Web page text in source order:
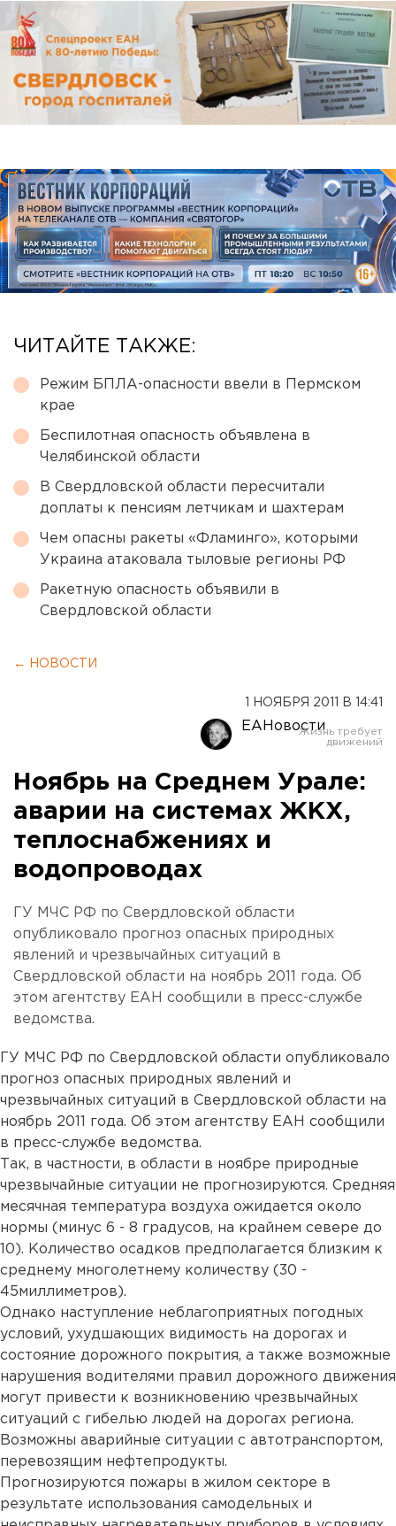
ЧИТАЙТЕ ТАКЖЕ:
Режим БПЛА-опасности ввели в Пермском
крае
Беспилотная опасность объявлена в
Челябинской области
В Свердловской области пересчитали
доплаты к пенсиям летчикам и шахтерам
Чем опасны ракеты «Фламинго», которыми
Украина атаковала тыловые регионы РФ
Ракетную опасность объявили в
Свердловской области
← НОВОСТИ
1 НОЯБРЯ 2011 В 14:41
ЕАНовости
Ноябрь на Среднем Урале:
аварии на системах ЖКХ,
теплоснабжениях и
водопроводах
ГУ МЧС РФ по Свердловской области
опубликовало прогноз опасных природных
явлений и чрезвычайных ситуаций в
Свердловской области на ноябрь 2011 года. Об
этом агентству ЕАН сообщили в пресс-службе
ведомства.
ГУ МЧС РФ по Свердловской области опубликовало
прогноз опасных природных явлений и
чрезвычайных ситуаций в Свердловской области на
ноябрь 2011 года. Об этом агентству ЕАН сообщили
в пресс-службе ведомства.
Так, в частности, в области в ноябре природные
чрезвычайные ситуации не прогнозируются. Средняя
месячная температура воздуха ожидается около
нормы (минус 6 - 8 градусов, на крайнем севере до
10). Количество осадков предполагается близким к
среднему многолетнему количеству (30 -
45миллиметров).
Однако наступление неблагоприятных погодных
условий, ухудшающих видимость на дорогах и
состояние дорожного покрытия, а также возможные
нарушения водителями правил дорожного движения
могут привести к возникновению чрезвычайных
ситуаций с гибелью людей на дорогах региона.
Возможны аварийные ситуации с автотранспортом,
перевозящим нефтепродукты.
Прогнозируются пожары в жилом секторе в
результате использования самодельных и